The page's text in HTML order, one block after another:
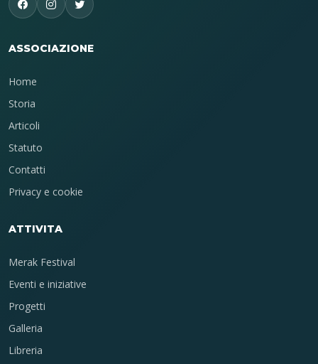
ASSOCIAZIONE
Home
Storia
Articoli
Statuto
Contatti
Privacy e cookie
ATTIVITA
Merak Festival
Eventi e iniziative
Progetti
Galleria
Libreria